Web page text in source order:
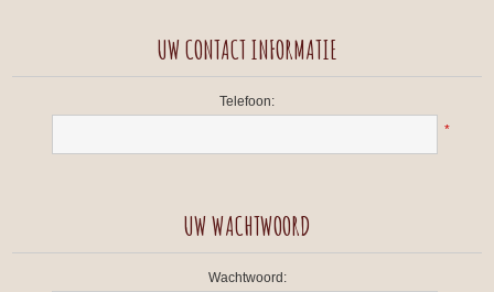
UW CONTACT INFORMATIE
Telefoon:
*
UW WACHTWOORD
Wachtwoord: